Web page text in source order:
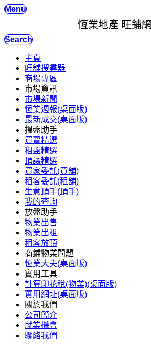
Menu
恆業地產 旺鋪網
Search
主頁
旺舖搜尋器
商場專區
市場資訊
市場新聞
恆業週報(桌面版)
最新成交(桌面版)
搵盤助手
買賣精選
租盤精選
頂讓精選
買家委託(買舖)
租客委託(租舖)
生意頂手(頂手)
我的查詢
放盤助手
物業出售
物業出租
租客放頂
商鋪物業問題
恆業大夫(桌面版)
實用工具
計算印花稅(物業)(桌面版)
實用網址(桌面版)
關於我們
公司簡介
就業機會
聯絡我們